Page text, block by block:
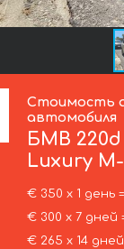
Стоимость
автомобиля
БМВ
Luxury
€ 350 х 1 день
€ 300 х 7 дней
€ 265 х 14